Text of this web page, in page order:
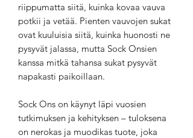
riippumatta siitä, kuinka kovaa vauva
potkii ja vetää. Pienten vauvojen sukat
ovat kuuluisia siitä, kuinka huonosti ne
pysyvät jalassa, mutta Sock Onsien
kanssa mitkä tahansa sukat pysyvät
napakasti paikoillaan.
Sock Ons on käynyt läpi vuosien
tutkimuksen ja kehityksen – tuloksena
on nerokas ja muodikas tuote, joka